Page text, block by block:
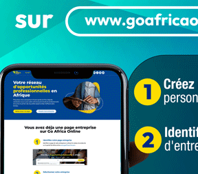
et commerciale de Ganhi et
d’aménagement du périmètre de
Ainsi, seules les
cet environnement.
2021 portant déclaration
usage administratif.